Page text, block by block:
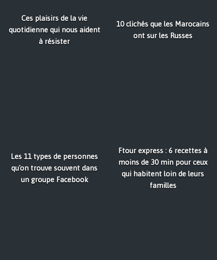
Ces plaisirs de la vie
quotidienne qui nous aident
à résister
10 clichés que les Marocains
ont sur les Russes
Les 11 types de personnes
qu'on trouve souvent dans
un groupe Facebook
Ftour express : 6 recettes à
moins de 30 min pour ceux
qui habitent loin de leurs
familles